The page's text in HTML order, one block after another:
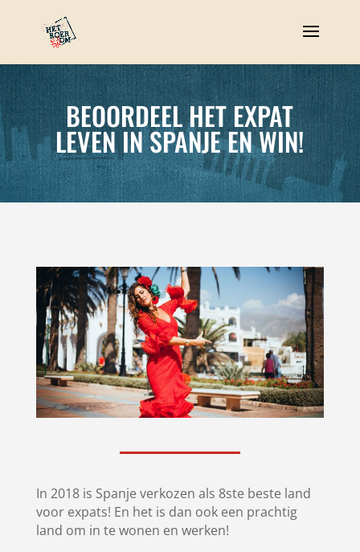
BEOORDEEL HET EXPAT
LEVEN IN SPANJE EN WIN!
In 2018 is Spanje verkozen als 8ste beste land
voor expats! En het is dan ook een prachtig
land om in te wonen en werken!